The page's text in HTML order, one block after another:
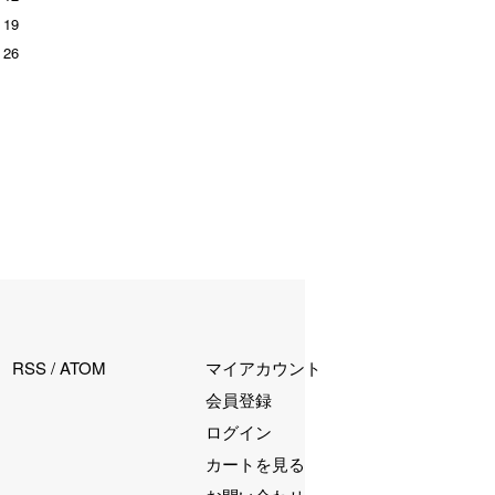
19
26
RSS/ATOM
マイアカウント
会員登録
ログイン
カートを見る